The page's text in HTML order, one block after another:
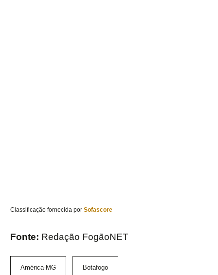
Classificação fornecida por Sofascore
Fonte: Redação FogãoNET
América-MG Botafogo